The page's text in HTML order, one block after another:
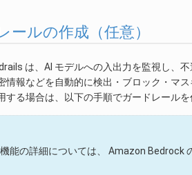
ールの作成（任意）
は、AI モデルへの入出力を監視し、
情報などを自動的に検出・ブロック・マ
する場合は、以下の手順でガードレール
能の詳細については、 Amazon Bedrock